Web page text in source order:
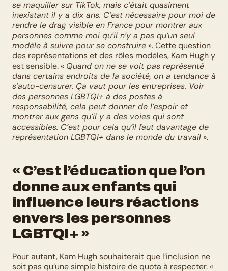
se maquiller sur TikTok, mais c’était quasiment
inexistant il y a dix ans. C’est nécessaire pour moi de
rendre le drag visible en France pour montrer aux
personnes comme moi qu’il n’y a pas qu’un seul
modèle à suivre pour se construire ». Cette question
des représentations et des rôles modèles, Kam Hugh y
est sensible. « Quand on ne se voit pas représenté
dans certains endroits de la société, on a tendance à
s’auto-censurer. Ça vaut pour les entreprises. Voir
des personnes LGBTQI+ à des postes à
responsabilité, cela peut donner de l’espoir et
montrer aux gens qu’il y a des voies qui sont
accessibles. C’est pour cela qu’il faut davantage de
représentation LGBTQI+ dans le monde du travail ».
« C’est l’éducation que l’on
donne aux enfants qui
influence leurs réactions
envers les personnes
LGBTQI+ »
Pour autant, Kam Hugh souhaiterait que l’inclusion ne